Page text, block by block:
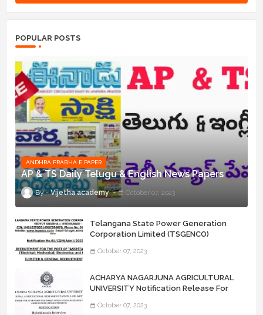
POPULAR POSTS
ANDHRA PRABHA E PAPER
AP & TS Daily Telugu & English News Papers
Vijetha academy October 07, 2023
Telangana State Power Generation
Corporation Limited (TSGENCO)
“Assistant Engineers" Posts
October 07, 2023
ACHARYA NAGARJUNA AGRICULTURAL
UNIVERSITY Notification Release For
October 07, 2023